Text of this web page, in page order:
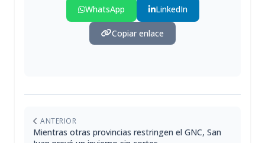
WhatsApp LinkedIn
Copiar enlace
ANTERIOR
Mientras otras provincias restringen el GNC, San